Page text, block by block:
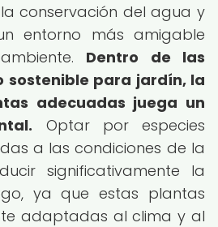
conservación del agua y
entorno más amigable
Dentro de las
sostenible para jardín, la
adecuadas juega un
Optar por especies
a las condiciones de la
significativamente la
ya que estas plantas
adaptadas al clima y al